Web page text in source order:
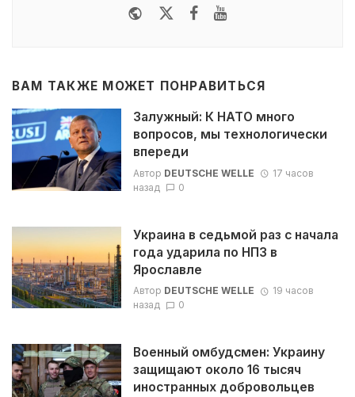
WebsiteTwitterFacebook
ВАМ ТАКЖЕ МОЖЕТ ПОНРАВИТЬСЯ
Залужный: К НАТО много
вопросов, мы технологически
впереди
Автор DEUTSCHE WELLE
17 часов
назад
0
Украина в седьмой раз с начала
года ударила по НПЗ в
Ярославле
Автор DEUTSCHE WELLE
19 часов
назад
0
Военный омбудсмен: Украину
защищают около 16 тысяч
иностранных добровольцев